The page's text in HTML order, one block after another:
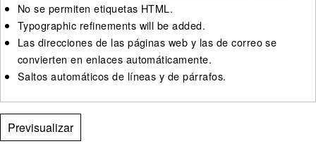
No se permiten etiquetas HTML.
Typographic refinements will be added.
Las direcciones de las páginas web y las de correo se
convierten en enlaces automáticamente.
Saltos automáticos de líneas y de párrafos.